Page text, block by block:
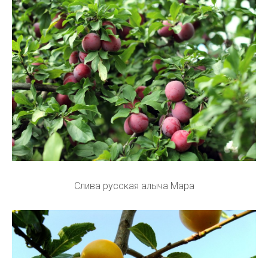
Слива русская алыча Мара